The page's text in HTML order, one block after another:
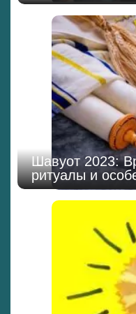
Шавуот 2023:
ритуалы и